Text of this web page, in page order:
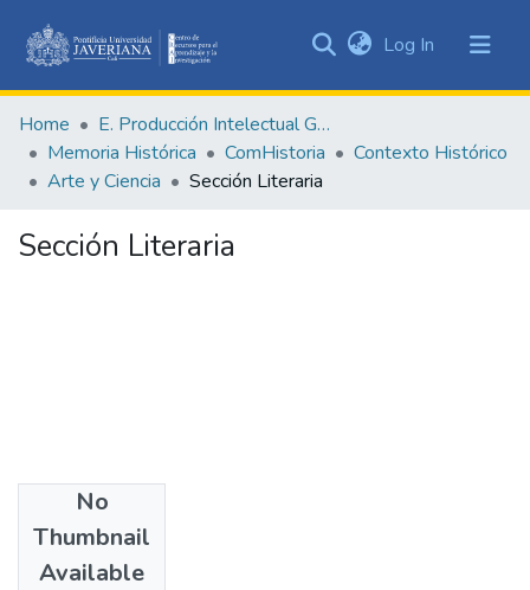
&
Collections
All of DSpace
Log In (current)
Home
E. Producción Intelectual General
Memoria Histórica
ComHistoria
Contexto Histórico
Arte y Ciencia
Sección Literaria
Sección Literaria
No
Thumbnail
Available
Authors
COMHISTORIA